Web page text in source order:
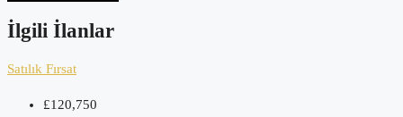
İlgili İlanlar
Satılık Fırsat
£120,750